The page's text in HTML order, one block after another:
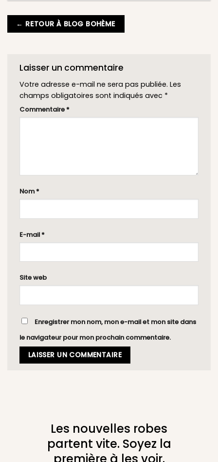
← RETOUR À BLOG BOHÈME
Laisser un commentaire
Votre adresse e-mail ne sera pas publiée. Les
champs obligatoires sont indiqués avec *
Commentaire *
Nom *
E-mail *
Site web
Enregistrer mon nom, mon e-mail et mon site dans
le navigateur pour mon prochain commentaire.
Les nouvelles robes
partent vite. Soyez la
première à les voir.